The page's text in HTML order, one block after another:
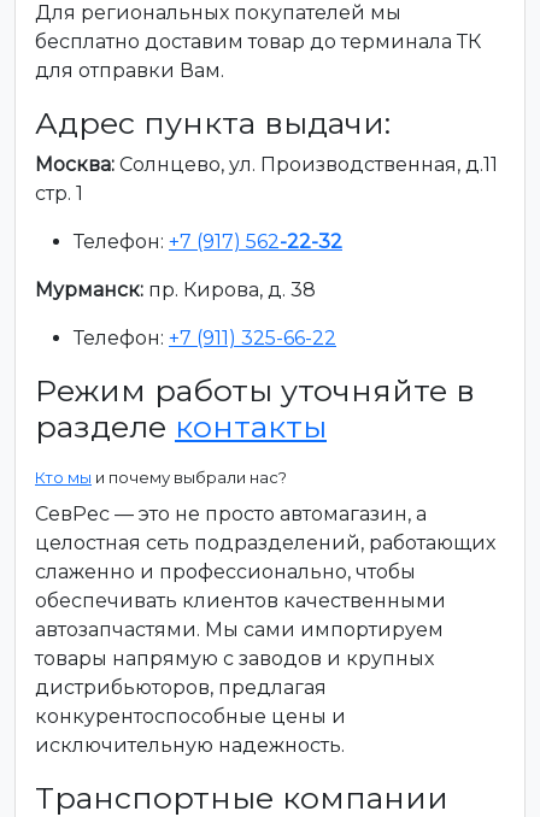
Для региональных покупателей мы
бесплатно доставим товар до терминала ТК
для отправки Вам.
Адрес пункта выдачи:
Москва: Солнцево, ул. Производственная, д.11
стр. 1
Телефон: +7 (917) 562-22-32
Мурманск: пр. Кирова, д. 38
Телефон: +7 (911) 325-66-22
Режим работы уточняйте в
разделе контакты
Кто мы и почему выбрали нас?
СевРес — это не просто автомагазин, а
целостная сеть подразделений, работающих
слаженно и профессионально, чтобы
обеспечивать клиентов качественными
автозапчастями. Мы сами импортируем
товары напрямую с заводов и крупных
дистрибьюторов, предлагая
конкурентоспособные цены и
исключительную надежность.
Транспортные компании